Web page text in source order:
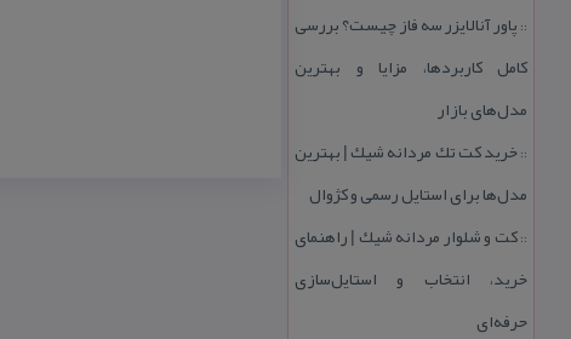
:: پاور آنالایزر سه فاز چیست؟ بررسی
كامل كاربردها، مزایا و بهترین
مدل‌های بازار
::خرید كت تك مردانه شیك | بهترین
مدل‌ها برای استایل رسمی و كژوال
::كت و شلوار مردانه شیك | راهنمای
خرید، انتخاب و استایل‌سازی
حرفه‌ای